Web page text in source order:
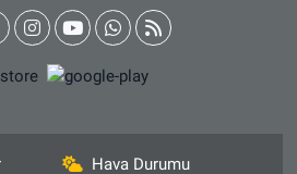
Hava Durumu